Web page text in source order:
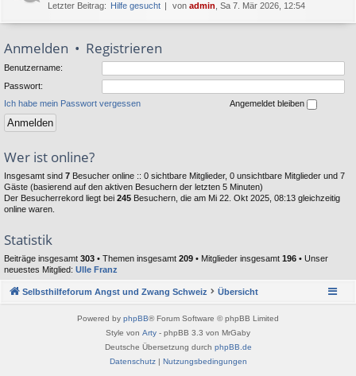
Letzter Beitrag: Hilfe gesucht von admin , Sa 7. Mär 2026, 12:54
Anmelden • Registrieren
Benutzername:
Passwort:
Ich habe mein Passwort vergessen
Angemeldet bleiben
Wer ist online?
Insgesamt sind 7 Besucher online :: 0 sichtbare Mitglieder, 0 unsichtbare Mitglieder und 7
Gäste (basierend auf den aktiven Besuchern der letzten 5 Minuten)
Der Besucherrekord liegt bei 245 Besuchern, die am Mi 22. Okt 2025, 08:13 gleichzeitig
online waren.
Statistik
Beiträge insgesamt 303 • Themen insgesamt 209 • Mitglieder insgesamt 196 • Unser
neuestes Mitglied: Ulle Franz
Selbsthilfeforum Angst und Zwang Schweiz Übersicht
Powered by phpBB® Forum Software © phpBB Limited
Style von Arty - phpBB 3.3 von MrGaby
Deutsche Übersetzung durch phpBB.de
Datenschutz| Nutzungsbedingungen